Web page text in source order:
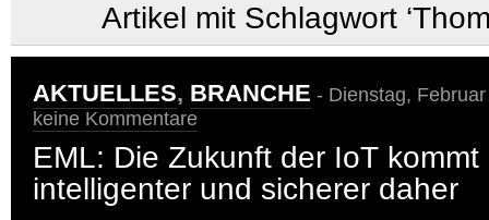
Artikel mit Schlagwort
AKTUELLES, BRANCHE - Dienstag,
keine Kommentare
EML: Die Zukunft der IoT kommt
intelligenter und sicherer daher